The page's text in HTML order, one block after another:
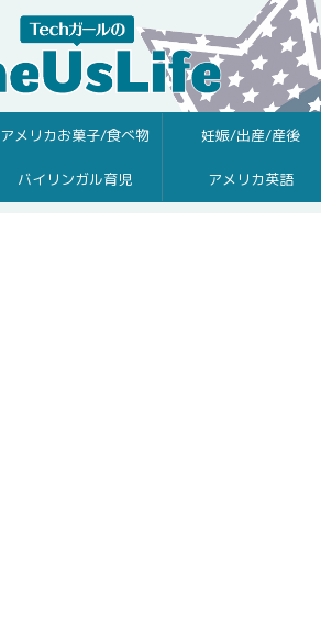
アメリカお菓子/食べ物 妊娠/出産/産後
バイリンガル育児 アメリカ英語